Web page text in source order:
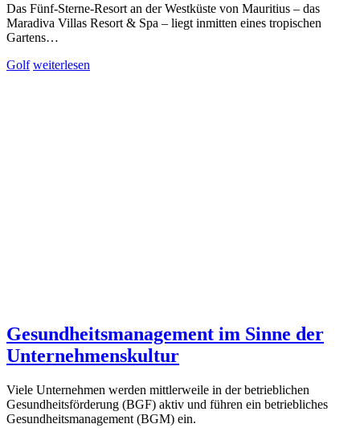
Das Fünf-Sterne-Resort an der Westküste von Mauritius – das
Maradiva Villas Resort & Spa – liegt inmitten eines tropischen
Gartens…
Golf weiterlesen
Gesundheitsmanagement im Sinne der
Unternehmenskultur
Viele Unternehmen werden mittlerweile in der betrieblichen
Gesundheitsförderung (BGF) aktiv und führen ein betriebliches
Gesundheitsmanagement (BGM) ein.